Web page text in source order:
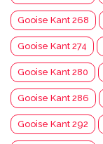
Gooise Kant 268
Gooise Kant 274
Gooise Kant 280
Gooise Kant 286
Gooise Kant 292